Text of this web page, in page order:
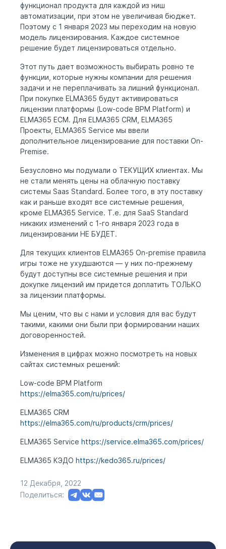
функционал продукта для каждой из ниш
автоматизации, при этом не увеличивая бюджет.
Поэтому с 1 января 2023 мы переходим на новую
модель лицензирования. Каждое системное
решение будет лицензироваться отдельно.
Этот путь дает возможность выбирать ровно те
функции, которые нужны компании для решения
задачи и не переплачивать за лишний функционал.
При покупке ELMA365 будут активироваться
лицензии платформы (Low-code BPM Platform) и
ELMA365 ECM. Для ELMA365 CRM, ELMA365
Проекты, ELMA365 Service мы ввели
дополнительное лицензирование для поставки On-
Premise.
Безусловно мы подумали о ТЕКУЩИХ клиентах. Мы
не стали менять цены на облачную поставку
системы Saas Standard. Более того, в эту поставку
как и раньше входят все системные решения,
кроме ELMA365 Service. Т.е. для SaaS Standard
никаких изменений с 1-го января 2023 года в
лицензировании НЕ БУДЕТ.
Для текущих клиентов ELMA365 On-premise правила
игры тоже не ухудшаются — у них по-прежнему
будут доступны все системные решения и при
докупке лицензий им придется доплатить ТОЛЬКО
за лицензии платформы.
Мы ценим, что вы с нами и условия для вас будут
такими, какими они были при формировании наших
договоренностей.
Изменения в цифрах можно посмотреть на новых
сайтах системных решений:
Low-code BPM Platform
https://elma365.com/ru/prices/
ELMA365 CRM
https://elma365.com/ru/products/crm/prices/
ELMA365 Service https://service.elma365.com/prices/
ELMA365 КЭДО https://kedo365.ru/prices/
12 Декабря, 2022
Поделиться: